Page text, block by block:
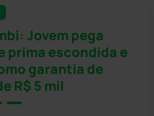
Jovem pega
prima escondida e
garantia de
R$ 5 mil